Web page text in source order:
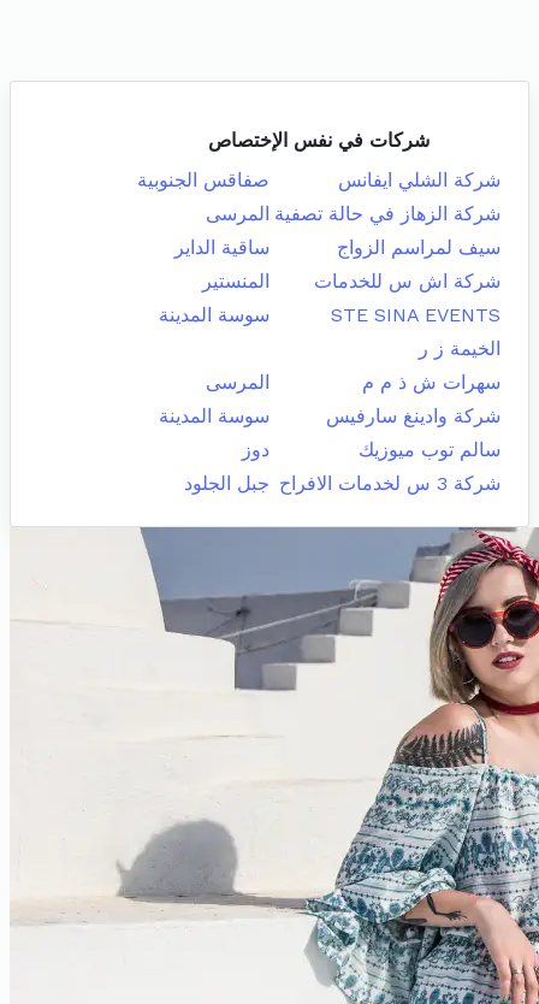
شركات في نفس الإختصاص
شركة الشلي ايفانس
صفاقس الجنوبية
شركة الزهاز في حالة تصفية المرسى
سيف لمراسم الزواج
ساقية الداير
شركة اش س للخدمات
المنستير
STE SINA EVENTS
سوسة المدينة
الخيمة ز ر
سهرات ش ذ م م
المرسى
شركة وادينغ سارفيس
سوسة المدينة
سالم توب ميوزيك
دوز
شركة 3 س لخدمات الافراح
جبل الجلود